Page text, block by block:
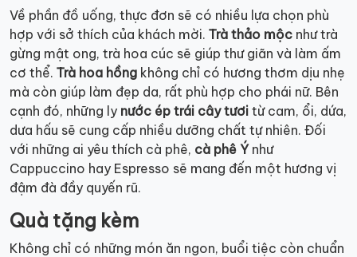
Về phần đồ uống, thực đơn sẽ có nhiều lựa chọn phù
hợp với sở thích của khách mời. Trà thảo mộc như trà
gừng mật ong, trà hoa cúc sẽ giúp thư giãn và làm ấm
cơ thể. Trà hoa hồng không chỉ có hương thơm dịu nhẹ
mà còn giúp làm đẹp da, rất phù hợp cho phái nữ. Bên
cạnh đó, những ly nước ép trái cây tươi từ cam, ổi, dứa,
dưa hấu sẽ cung cấp nhiều dưỡng chất tự nhiên. Đối
với những ai yêu thích cà phê, cà phê Ýnhư
Cappuccino hay Espresso sẽ mang đến một hương vị
đậm đà đầy quyến rũ.
Quà tặng kèm
Không chỉ có những món ăn ngon, buổi tiệc còn chuẩn